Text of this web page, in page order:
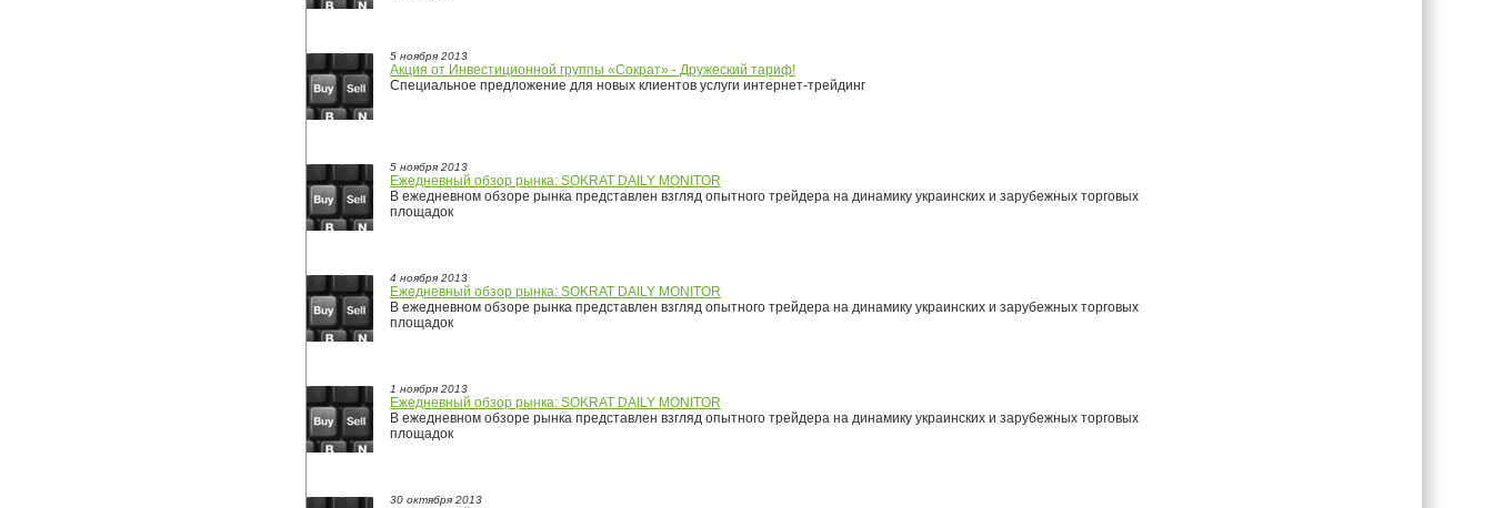
5 ноября 2013
Акция от Инвестиционной группы «Сократ» - Дружеский тариф!
Специальное предложение для новых клиентов услуги интернет-трейдинг
5 ноября 2013
Ежедневный обзор рынка: SOKRAT DAILY MONITOR
В ежедневном обзоре рынка представлен взгляд опытного трейдера на динамику украинских и зарубежных торговых
площадок
4 ноября 2013
Ежедневный обзор рынка: SOKRAT DAILY MONITOR
В ежедневном обзоре рынка представлен взгляд опытного трейдера на динамику украинских и зарубежных торговых
площадок
1 ноября 2013
Ежедневный обзор рынка: SOKRAT DAILY MONITOR
В ежедневном обзоре рынка представлен взгляд опытного трейдера на динамику украинских и зарубежных торговых
площадок
30 октября 2013